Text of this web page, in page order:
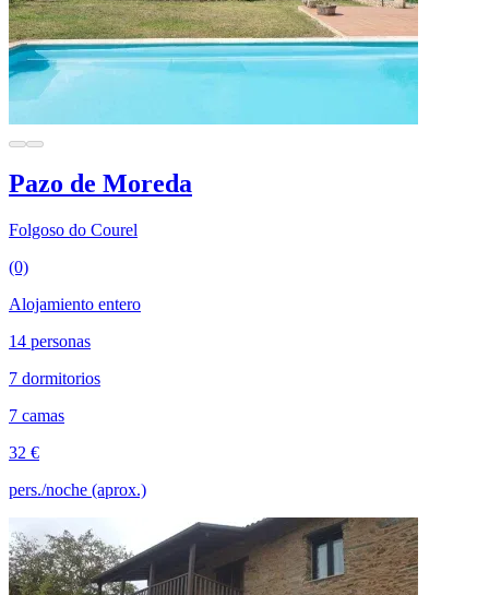
Pazo de Moreda
Folgoso do Courel
(0)
Alojamiento entero
14 personas
7 dormitorios
7 camas
32 €
pers./noche (aprox.)